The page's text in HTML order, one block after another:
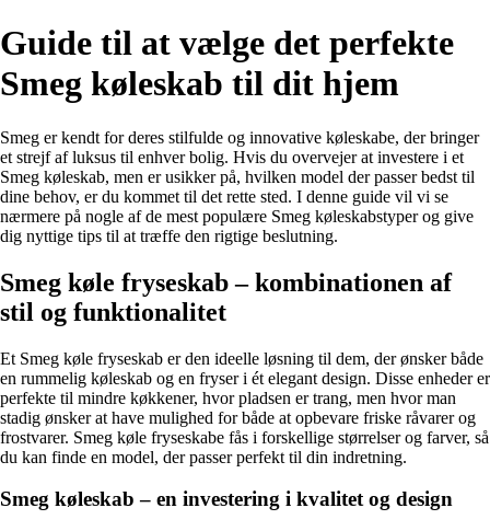
Guide til at vælge det perfekte
Smeg køleskab til dit hjem
Smeg er kendt for deres stilfulde og innovative køleskabe, der bringer
et strejf af luksus til enhver bolig. Hvis du overvejer at investere i et
Smeg køleskab, men er usikker på, hvilken model der passer bedst til
dine behov, er du kommet til det rette sted. I denne guide vil vi se
nærmere på nogle af de mest populære Smeg køleskabstyper og give
dig nyttige tips til at træffe den rigtige beslutning.
Smeg køle fryseskab – kombinationen af
stil og funktionalitet
Et Smeg køle fryseskab er den ideelle løsning til dem, der ønsker både
en rummelig køleskab og en fryser i ét elegant design. Disse enheder er
perfekte til mindre køkkener, hvor pladsen er trang, men hvor man
stadig ønsker at have mulighed for både at opbevare friske råvarer og
frostvarer. Smeg køle fryseskabe fås i forskellige størrelser og farver, så
du kan finde en model, der passer perfekt til din indretning.
Smeg køleskab – en investering i kvalitet og design